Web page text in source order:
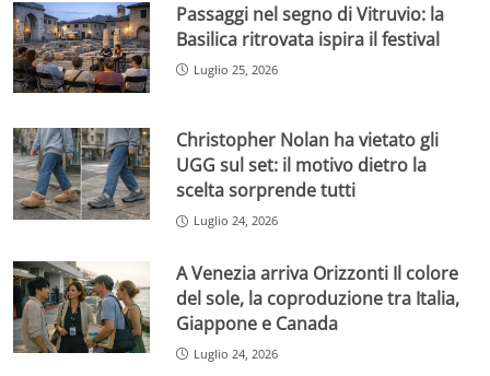
Passaggi nel segno di Vitruvio: la
Basilica ritrovata ispira il festival
Luglio 25, 2026
Christopher Nolan ha vietato gli
UGG sul set: il motivo dietro la
scelta sorprende tutti
Luglio 24, 2026
A Venezia arriva Orizzonti Il colore
del sole, la coproduzione tra Italia,
Giappone e Canada
Luglio 24, 2026